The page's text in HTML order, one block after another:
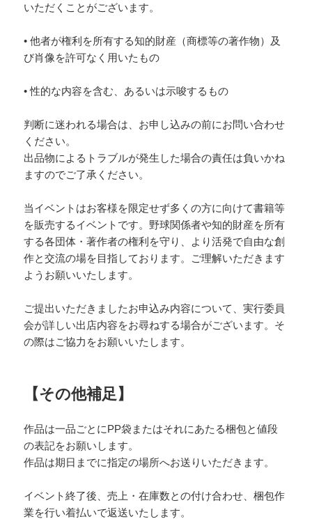
いただくことがございます。
• 他者が権利を所有する知的財産（商標等の著作物）及
び肖像を許可なく用いたもの
• 性的な内容を含む、あるいは示唆するもの
判断に迷われる場合は、お申し込みの前にお問い合わせ
ください。
出品物によるトラブルが発生した場合の責任は負いかね
ますのでご了承ください。
当イベントはお客様を限定せず多くの方に向けて書籍等
を販売するイベントです。野球関係者や知的財産を所有
する各団体・著作者の権利を守り、より活発で自由な創
作と交流の場を目指しております。ご理解いただきます
ようお願いいたします。
ご提出いただきましたお申込み内容について、実行委員
会が詳しい出店内容をお尋ねする場合がございます。そ
の際はご協力をお願いいたします。
【その他補足】
作品は一品ごとにPP袋またはそれにあたる梱包と値段
の表記をお願いします。
作品は期日までに指定の場所へお送りいただきます。
イベント終了後、売上・在庫数との付け合わせ、梱包作
業を行い着払いで返送いたします。